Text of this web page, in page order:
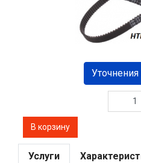
Уточнения
Услуги